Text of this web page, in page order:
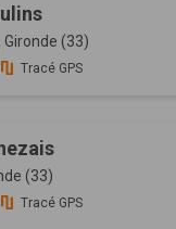
(33)
Tracé GPS
(33)
Tracé GPS